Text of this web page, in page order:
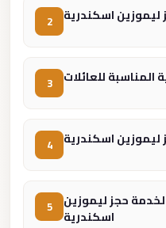
2 ليموزين اسكندرية
3 المناسبة للعائلات
4 ليموزين اسكندرية
5
حجز ليموزين
اسكندرية
Service
Madinaty
Limousine
Maadi
Service
Maadi
Limousine